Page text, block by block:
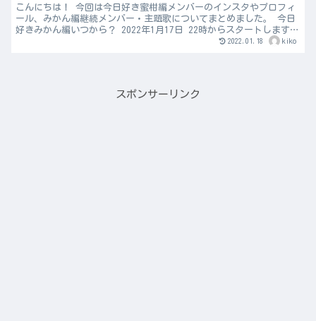
こんにちは！ 今回は今日好き蜜柑編メンバーのインスタやプロフィ
ール、みかん編継続メンバー・主題歌についてまとめました。 今日
好きみかん編いつから？ 2022年1月17日 22時からスタートします。
今日好き蜜柑編（みかん編）の場所は？ 撮影...
2022.01.18 kiko
スポンサーリンク